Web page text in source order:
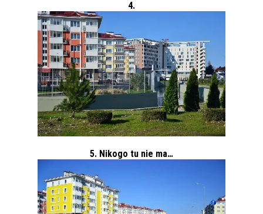
4.
5. Nikogo tu nie ma…